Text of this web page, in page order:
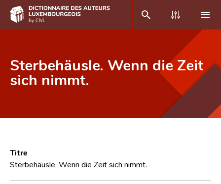
DE FR
Foire aux questions
CNL
Sterbehäusle. Wenn die Zeit
sich nimmt.
Titre
Sterbehäusle. Wenn die Zeit sich nimmt.